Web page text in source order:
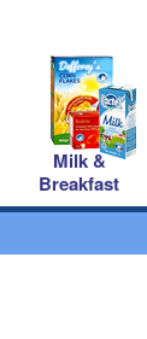
Milk &
Breakfast